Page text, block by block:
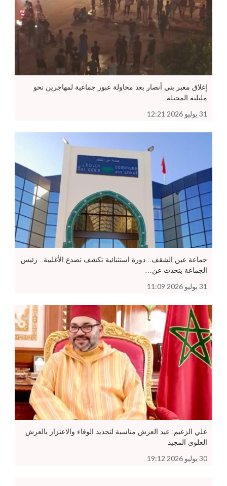
إغلاق معبر بني أنصار بعد محاولة عبور جماعية لمهاجرين نحو
مليلية المحتلة
31 يوليو 2026 12:21
جماعة عين الشقف.. دورة استثنائية تكشف تصدع الأغلبية.. رئيس
الجماعة يتحدث عن…
31 يوليو 2026 11:09
علي الزعيم: عيد العرش مناسبة لتجديد الوفاء والاعتزاز بالعرش
العلوي المجيد
30 يوليو 2026 19:12